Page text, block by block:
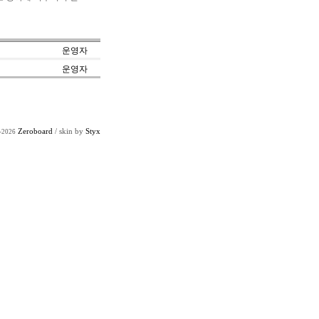
운영자
운영자
2026 Zeroboard / skin by Styx